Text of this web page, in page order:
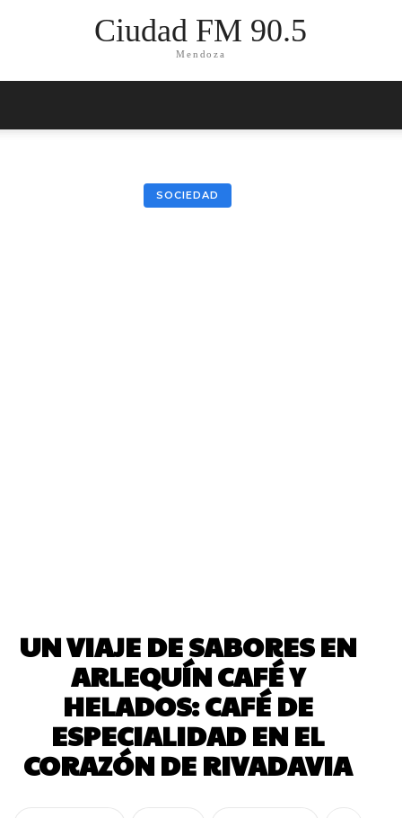
Ciudad FM 90.5
Mendoza
SOCIEDAD
UN VIAJE DE SABORES EN
ARLEQUÍN CAFÉ Y
HELADOS: CAFÉ DE
ESPECIALIDAD EN EL
CORAZÓN DE RIVADAVIA